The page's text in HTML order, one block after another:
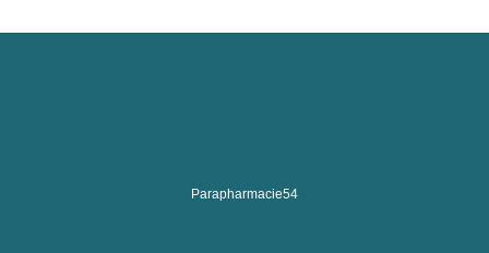
Parapharmacie54